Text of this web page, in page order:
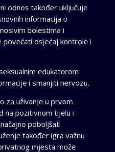
odnos također uključuje
informacija o
bolestima i
povećati osjećaj kontrole i
edukatorom
i smanjiti nervozu.
za uživanje u prvom
na pozitivnom tijelu i
poboljšati
također igra važnu
mjesta može